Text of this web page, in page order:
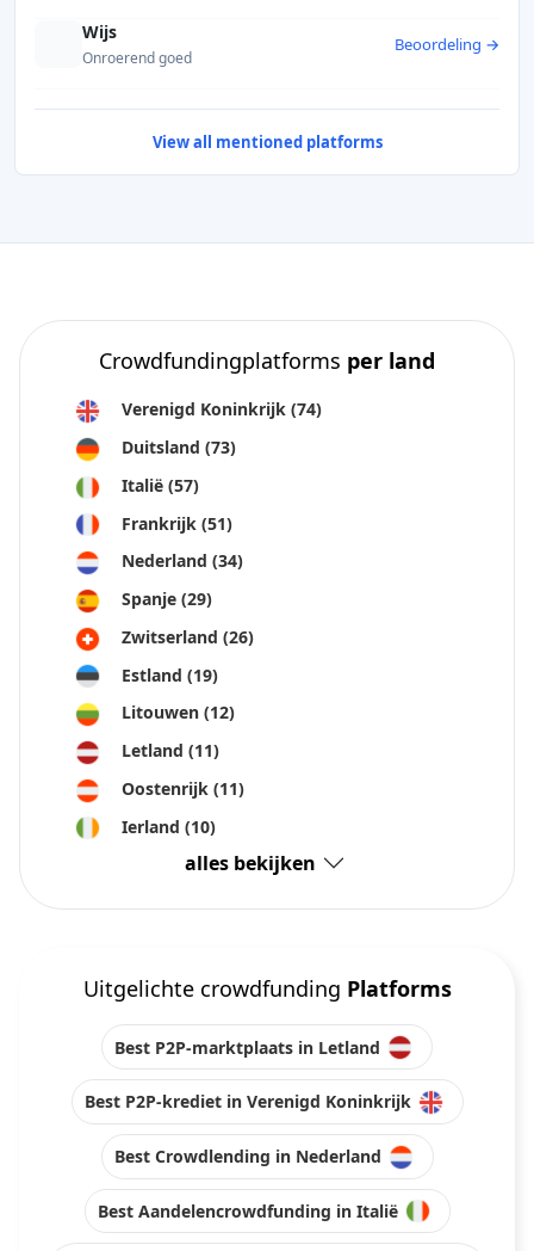
Wijs
Onroerend goed
Beoordeling →
View all mentioned platforms
Crowdfundingplatforms per land
Verenigd Koninkrijk (74)
Duitsland (73)
Italië (57)
Frankrijk (51)
Nederland (34)
Spanje (29)
Zwitserland (26)
Estland (19)
Litouwen (12)
Letland (11)
Oostenrijk (11)
Ierland (10)
alles bekijken
Uitgelichte crowdfunding Platforms
Best P2P-marktplaats in Letland
Best P2P-krediet in Verenigd Koninkrijk
Best Crowdlending in Nederland
Best Aandelencrowdfunding in Italië